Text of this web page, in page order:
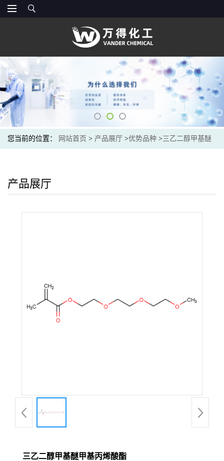
您当前的位置： 网站首页 > 产品展厅 >优势品种 >三乙二醇甲基醚
产品展厅
三乙二醇甲基醚甲基丙烯酸酯